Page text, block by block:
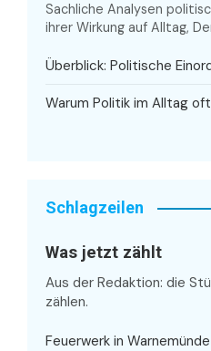
Sachliche Analysen
ihrer Wirkung auf Alltag,
Überblick: Politische
Warum Politik im Alltag
Schlagzeilen
Was jetzt zählt
Aus der Redaktion: die
zählen.
Feuerwerk in